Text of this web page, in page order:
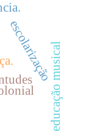
escolarizaçãoeducação musical